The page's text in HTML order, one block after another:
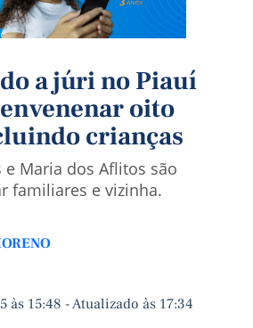
a júri no Piauí
oito
crianças
e Maria dos Aflitos são
familiares e vizinha.
às 15:48 -Atualizado às 17:34